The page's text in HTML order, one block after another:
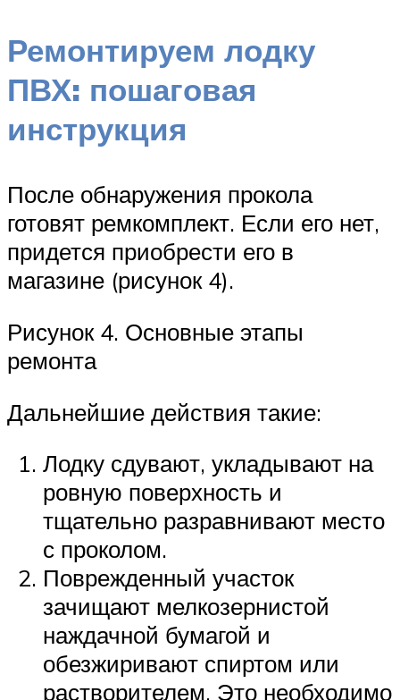
Ремонтируем лодку
ПВХ: пошаговая
инструкция
После обнаружения прокола
готовят ремкомплект. Если его нет,
придется приобрести его в
магазине (рисунок 4).
Рисунок 4. Основные этапы
ремонта
Дальнейшие действия такие:
Лодку сдувают, укладывают на
ровную поверхность и
тщательно разравнивают место
с проколом.
Поврежденный участок
зачищают мелкозернистой
наждачной бумагой и
обезжиривают спиртом или
растворителем. Это необходимо